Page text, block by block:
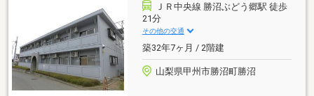
ＪＲ中央線 勝沼ぶどう郷駅 徒歩
21分
その他の交通
築32年7ヶ月 / 2階建
山梨県甲州市勝沼町勝沼